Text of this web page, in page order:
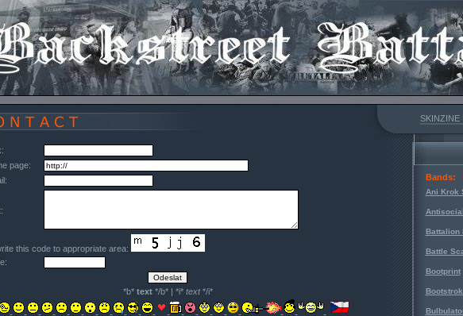
SKINZINE
page:
this code to appropriate area:
*b* text*/b* | *i* text*/i*
Bands:
Ani Krok
Battalion
Battle
Bootprint